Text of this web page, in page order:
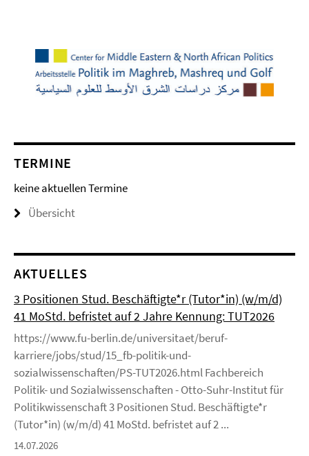
TERMINE
keine aktuellen Termine
Übersicht
AKTUELLES
3 Positionen Stud. Beschäftigte*r (Tutor*in) (w/m/d)
41 MoStd. befristet auf 2 Jahre Kennung: TUT2026
https://www.fu-berlin.de/universitaet/beruf-
karriere/jobs/stud/15_fb-politik-und-
sozialwissenschaften/PS-TUT2026.html Fachbereich
Politik- und Sozialwissenschaften - Otto-Suhr-Institut für
Politikwissenschaft 3 Positionen Stud. Beschäftigte*r
(Tutor*in) (w/m/d) 41 MoStd. befristet auf 2 ...
14.07.2026